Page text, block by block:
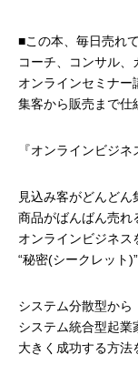
■この本、毎日売れ
コーチ、コンサル、
オンラインセミナー
集客から販売まで仕
『オンラインビジネ
見込み客がどんどん
商品がばんばん売れ
オンラインビジネス
“秘密(シークレット
システム分散型から
システム統合型起業
大きく成功する方法